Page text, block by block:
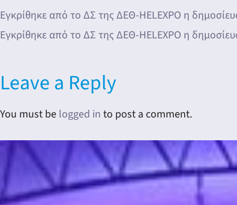
Εγκρίθηκε από το ΔΣ της ΔΕΘ-HELEXPO η
Εγκρίθηκε από το ΔΣ της ΔΕΘ-HELEXPO η
Leave a Reply
You must be logged in to post a comment.